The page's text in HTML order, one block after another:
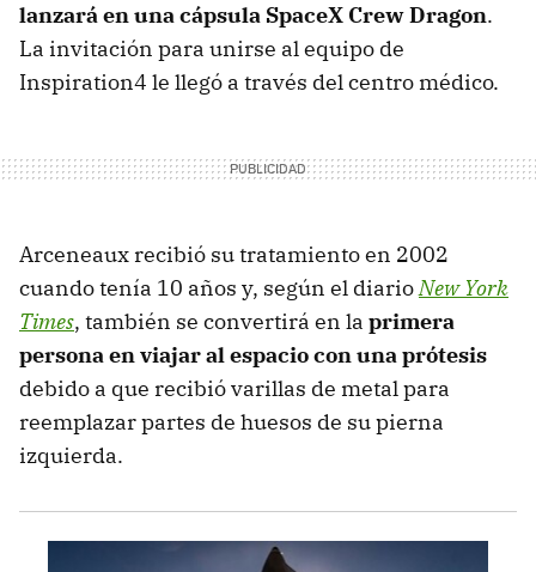
lanzará en una cápsula SpaceX Crew Dragon.
La invitación para unirse al equipo de
Inspiration4 le llegó a través del centro médico.
Arceneaux recibió su tratamiento en 2002
cuando tenía 10 años y, según el diarioNew York
Times, también se convertirá en la primera
persona en viajar al espacio con una prótesis
debido a que recibió varillas de metal para
reemplazar partes de huesos de su pierna
izquierda.